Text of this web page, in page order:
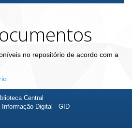
no repositório de acordo com a
Central
Digital - GID